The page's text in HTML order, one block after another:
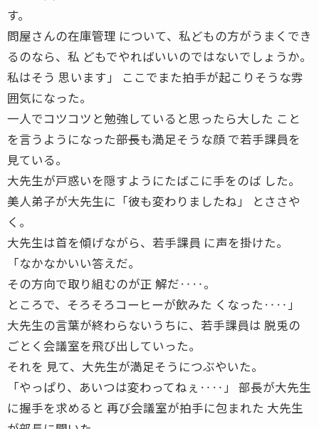
す。
問屋さんの在庫管理 について、私どもの方がうまくでき
るのなら、私 どもでやればいいのではないでしょうか。
私はそう 思います」 ここでまた拍手が起こりそうな雰
囲気になった。
一人でコツコツと勉強していると思ったら大した こと
を言うようになった――部長も満足そうな顔 で若手課員を
見ている。
大先生が戸惑いを隠すようにたばこに手をのば した。
美人弟子が大先生に「彼も変わりましたね」 とささや
く。
大先生は首を傾げながら、若手課員 に声を掛けた。
「なかなかいい答えだ。
その方向で取り組むのが正 解だ‥‥。
ところで、そろそろコーヒーが飲みた くなった‥‥」
大先生の言葉が終わらないうちに、若手課員は 脱兎の
ごとく会議室を飛び出していった。
それを 見て、大先生が満足そうにつぶやいた。
「やっぱり、あいつは変わってねぇ‥‥」 部長が大先生
に握手を求めると 再び会議室が拍手に包まれた 大先生